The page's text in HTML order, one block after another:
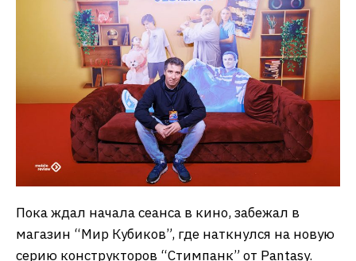
Пока ждал начала сеанса в кино, забежал в
магазин “Мир Кубиков”, где наткнулся на новую
серию конструкторов “Стимпанк” от Pantasy.